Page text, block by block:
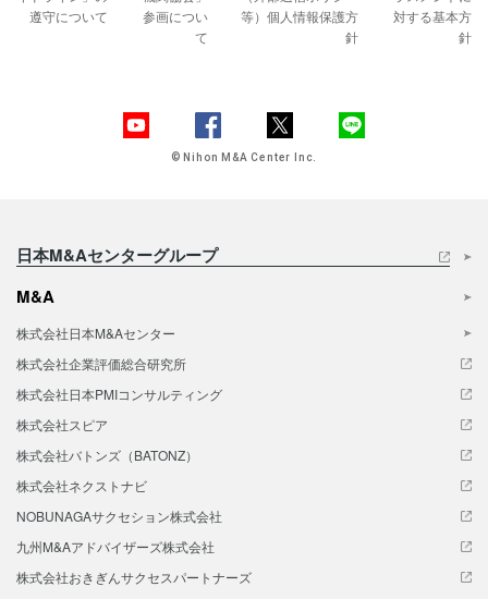
遵守について
参画につい
て
等）個人情報保護方
針
対する基本方
針
© Nihon M&A Center Inc.
日本M&Aセンターグループ
M&A
株式会社日本M&Aセンター
株式会社企業評価総合研究所
株式会社日本PMIコンサルティング
株式会社スピア
株式会社バトンズ（BATONZ）
株式会社ネクストナビ
NOBUNAGAサクセション株式会社
九州M&Aアドバイザーズ株式会社
株式会社おきぎんサクセスパートナーズ